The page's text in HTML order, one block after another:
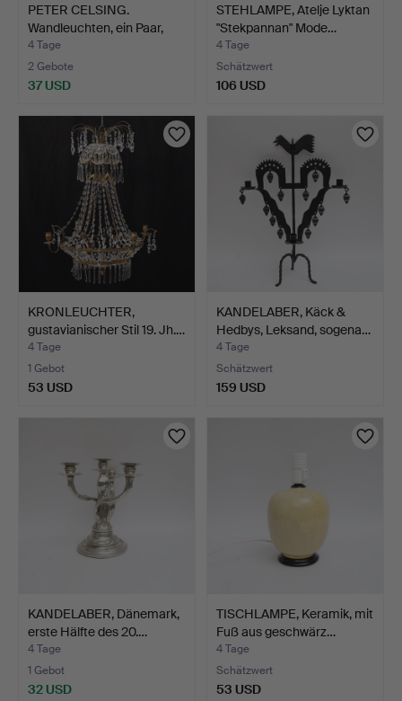
PETER CELSING.
Wandleuchten, ein Paar,
"Ba…
4 Tage
2 Gebote
37 USD
STEHLAMPE, Atelje Lyktan
"Stekpannan" Mode…
4 Tage
Schätzwert
106 USD
KRONLEUCHTER,
gustavianischer Stil 19. Jh.…
4 Tage
1 Gebot
53 USD
KANDELABER, Käck &
Hedbys, Leksand, sogena…
4 Tage
Schätzwert
159 USD
KANDELABER, Dänemark,
erste Hälfte des 20.…
4 Tage
1 Gebot
32 USD
TISCHLAMPE, Keramik, mit
Fuß aus geschwärz…
4 Tage
Schätzwert
53 USD